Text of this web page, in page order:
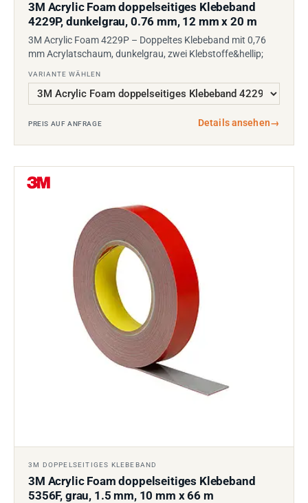
3M Acrylic Foam doppelseitiges Klebeband
4229P, dunkelgrau, 0.76 mm, 12 mm x 20 m
3M Acrylic Foam 4229P – Doppeltes Klebeband mit 0,76
mm Acrylatschaum, dunkelgrau, zwei Klebstoffe&hellip;
VARIANTE WÄHLEN
PREIS AUF ANFRAGE Details ansehen→
3M DOPPELSEITIGES KLEBEBAND
3M Acrylic Foam doppelseitiges Klebeband
5356F, grau, 1.5 mm, 10 mm x 66 m